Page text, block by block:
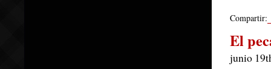
Compartir:
El
junio